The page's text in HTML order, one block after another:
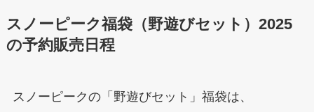
スノーピーク福袋（野遊びセット）2025
の予約販売日程
スノーピークの「野遊びセット」福袋は、